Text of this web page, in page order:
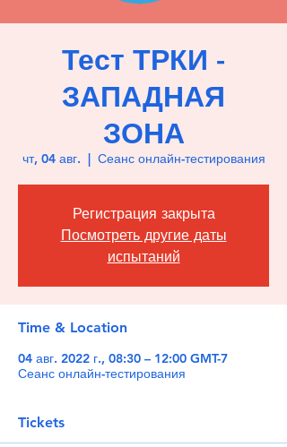
Тест ТРКИ -
ЗАПАДНАЯ
ЗОНА
чт, 04 авг. Сеанс онлайн-тестирования
Регистрация закрыта
Посмотреть другие даты
испытаний
Time & Location
04 авг. 2022 г., 08:30 – 12:00 GMT-7
Сеанс онлайн-тестирования
Tickets